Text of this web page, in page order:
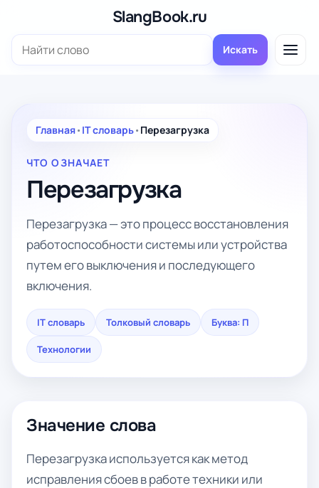
содержимому
SlangBook.ru
Поиск: Искать
Главная• IT словарь• Перезагрузка
ЧТО ОЗНАЧАЕТ
Перезагрузка
Перезагрузка — это процесс восстановления
работоспособности системы или устройства
путем его выключения и последующего
включения.
IT словарь Толковый словарь Буква: П
Технологии
Значение слова
Перезагрузка используется как метод
исправления сбоев в работе техники или